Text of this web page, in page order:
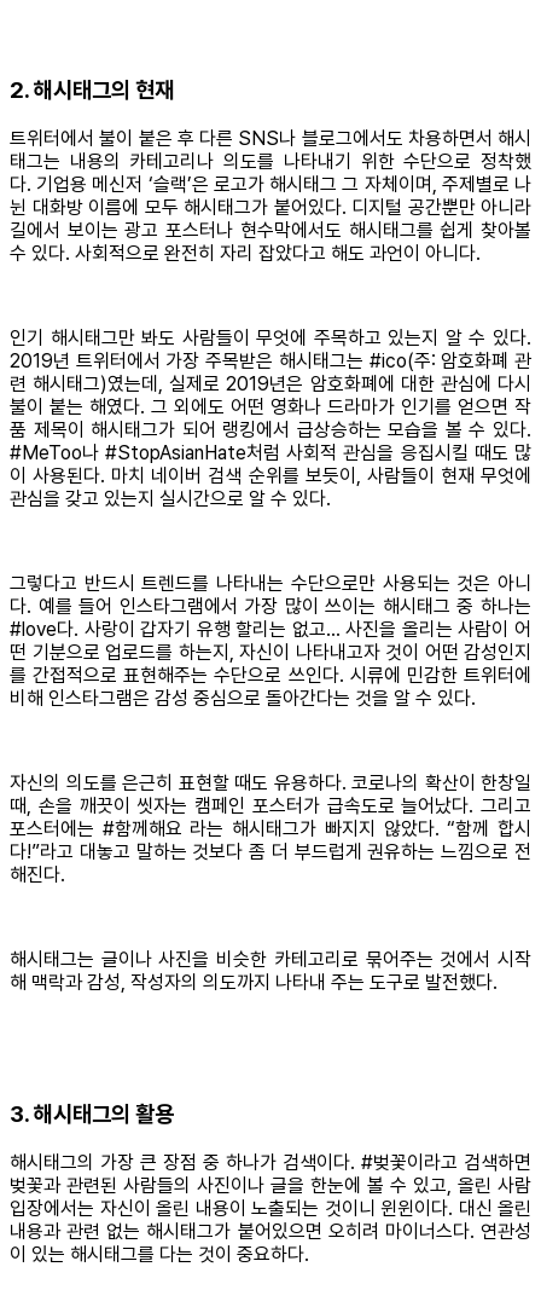
2. 해시태그의 현재
트위터에서 불이 붙은 후 다른 SNS나 블로그에서도 차용하면서 해시
태그는 내용의 카테고리나 의도를 나타내기 위한 수단으로 정착했
다. 기업용 메신저 ‘슬랙’은 로고가 해시태그 그 자체이며, 주제별로 나
뉜 대화방 이름에 모두 해시태그가 붙어있다. 디지털 공간뿐만 아니라
길에서 보이는 광고 포스터나 현수막에서도 해시태그를 쉽게 찾아볼
수 있다. 사회적으로 완전히 자리 잡았다고 해도 과언이 아니다.
인기 해시태그만 봐도 사람들이 무엇에 주목하고 있는지 알 수 있다.
2019년 트위터에서 가장 주목받은 해시태그는 #ico(주: 암호화폐 관
련 해시태그)였는데, 실제로 2019년은 암호화폐에 대한 관심에 다시
불이 붙는 해였다. 그 외에도 어떤 영화나 드라마가 인기를 얻으면 작
품 제목이 해시태그가 되어 랭킹에서 급상승하는 모습을 볼 수 있다.
#MeToo나 #StopAsianHate처럼 사회적 관심을 응집시킬 때도 많
이 사용된다. 마치 네이버 검색 순위를 보듯이, 사람들이 현재 무엇에
관심을 갖고 있는지 실시간으로 알 수 있다.
그렇다고 반드시 트렌드를 나타내는 수단으로만 사용되는 것은 아니
다. 예를 들어 인스타그램에서 가장 많이 쓰이는 해시태그 중 하나는
#love다. 사랑이 갑자기 유행 할리는 없고… 사진을 올리는 사람이 어
떤 기분으로 업로드를 하는지, 자신이 나타내고자 것이 어떤 감성인지
를 간접적으로 표현해주는 수단으로 쓰인다. 시류에 민감한 트위터에
비해 인스타그램은 감성 중심으로 돌아간다는 것을 알 수 있다.
자신의 의도를 은근히 표현할 때도 유용하다. 코로나의 확산이 한창일
때, 손을 깨끗이 씻자는 캠페인 포스터가 급속도로 늘어났다. 그리고
포스터에는 #함께해요 라는 해시태그가 빠지지 않았다. “함께 합시
다!”라고 대놓고 말하는 것보다 좀 더 부드럽게 권유하는 느낌으로 전
해진다.
해시태그는 글이나 사진을 비슷한 카테고리로 묶어주는 것에서 시작
해 맥락과 감성, 작성자의 의도까지 나타내 주는 도구로 발전했다.
3. 해시태그의 활용
해시태그의 가장 큰 장점 중 하나가 검색이다. #벚꽃이라고 검색하면
벚꽃과 관련된 사람들의 사진이나 글을 한눈에 볼 수 있고, 올린 사람
입장에서는 자신이 올린 내용이 노출되는 것이니 윈윈이다. 대신 올린
내용과 관련 없는 해시태그가 붙어있으면 오히려 마이너스다. 연관성
이 있는 해시태그를 다는 것이 중요하다.